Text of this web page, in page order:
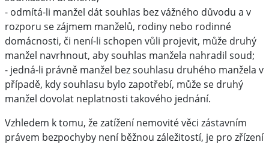
- odmítá-li manžel dát souhlas bez vážného důvodu a v
rozporu se zájmem manželů, rodiny nebo rodinné
domácnosti, či není-li schopen vůli projevit, může druhý
manžel navrhnout, aby souhlas manžela nahradil soud;
- jedná-li právně manžel bez souhlasu druhého manžela v
případě, kdy souhlasu bylo zapotřebí, může se druhý
manžel dovolat neplatnosti takového jednání.
Vzhledem k tomu, že zatížení nemovité věci zástavním
právem bezpochyby není běžnou záležitostí, je pro zřízení